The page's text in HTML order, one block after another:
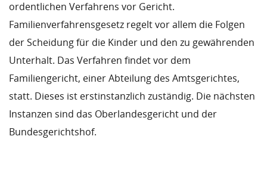
ordentlichen Verfahrens vor Gericht.
Familienverfahrensgesetz regelt vor allem die Folgen
der Scheidung für die Kinder und den zu gewährenden
Unterhalt. Das Verfahren findet vor dem
Familiengericht, einer Abteilung des Amtsgerichtes,
statt. Dieses ist erstinstanzlich zuständig. Die nächsten
Instanzen sind das Oberlandesgericht und der
Bundesgerichtshof.